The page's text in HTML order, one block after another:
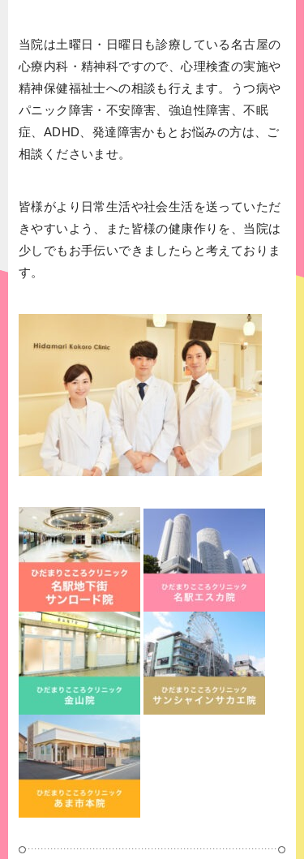
当院は土曜日・日曜日も診療している名古屋の
心療内科・精神科ですので、心理検査の実施や
精神保健福祉士への相談も行えます。うつ病や
パニック障害・不安障害、強迫性障害、不眠
症、ADHD、発達障害かもとお悩みの方は、ご
相談くださいませ。
皆様がより日常生活や社会生活を送っていただ
きやすいよう、また皆様の健康作りを、当院は
少しでもお手伝いできましたらと考えておりま
す。